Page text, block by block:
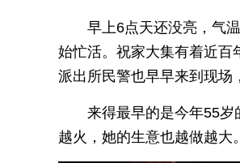
早上6点天还没亮，气
始忙活。祝家大集有着近百
派出所民警也早早来到现场
来得最早的是今年55
越火，她的生意也越做越大。